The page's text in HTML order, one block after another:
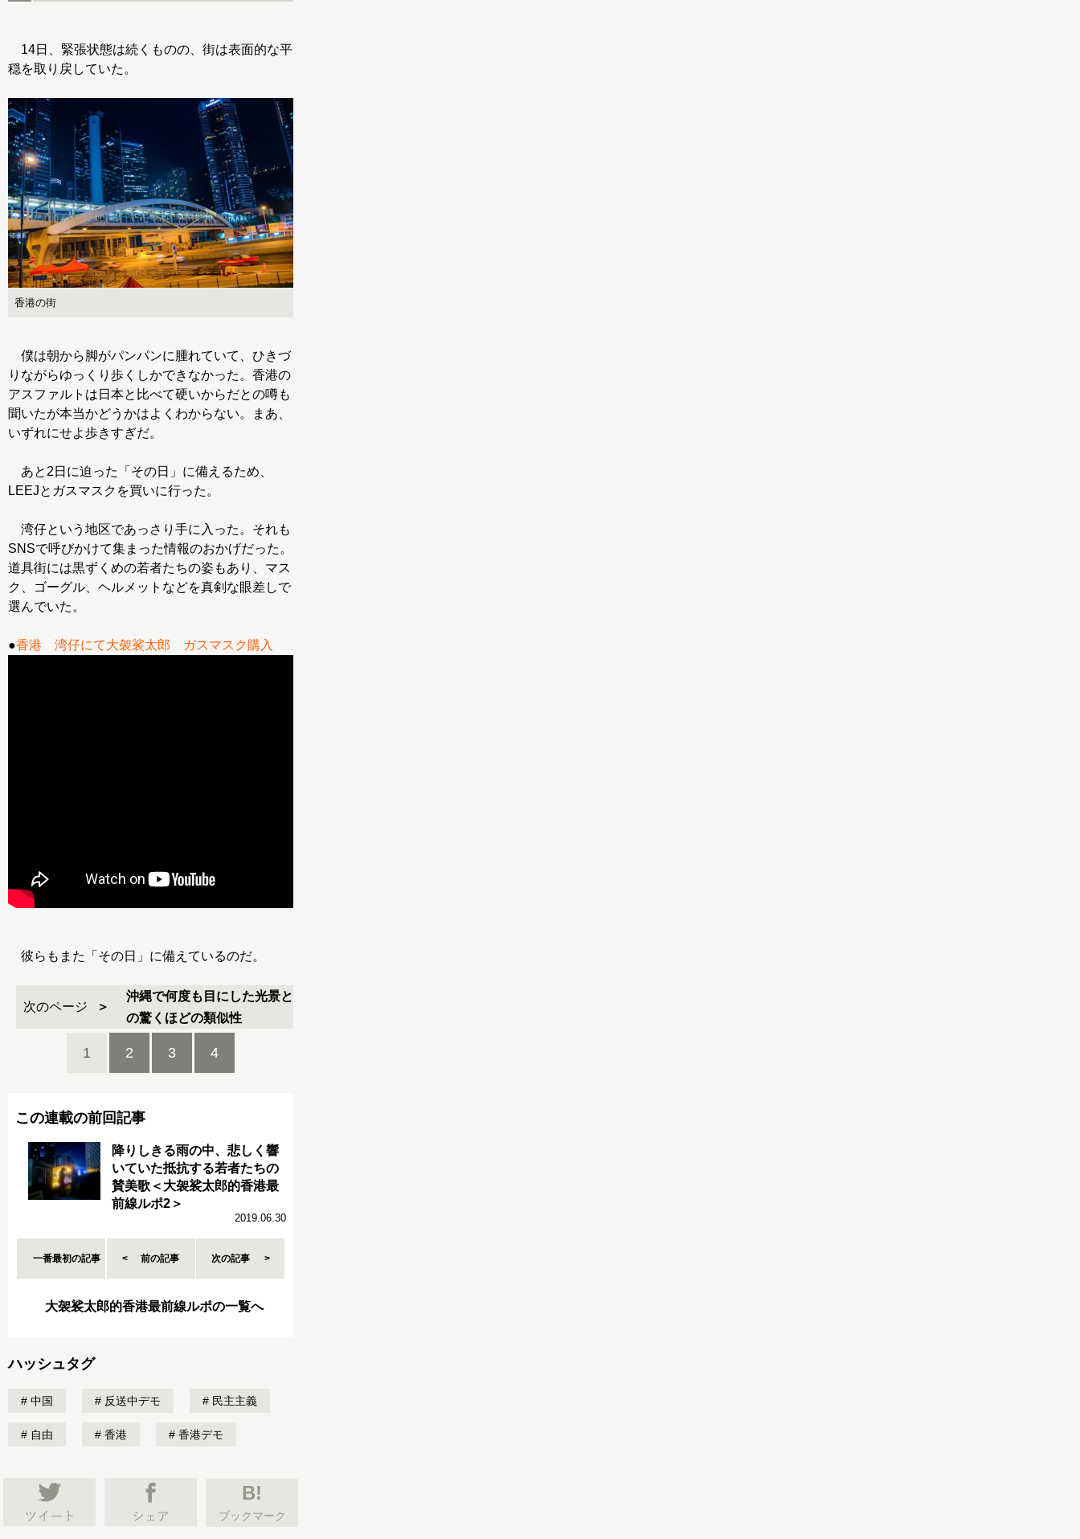
14日、緊張状態は続くものの、街は表面的な平
穏を取り戻していた。
香港の街
僕は朝から脚がパンパンに腫れていて、ひきづ
りながらゆっくり歩くしかできなかった。香港の
アスファルトは日本と比べて硬いからだとの噂も
聞いたが本当かどうかはよくわからない。まあ、
いずれにせよ歩きすぎだ。
あと2日に迫った「その日」に備えるため、
LEEJとガスマスクを買いに行った。
湾仔という地区であっさり手に入った。それも
SNSで呼びかけて集まった情報のおかげだった。
道具街には黒ずくめの若者たちの姿もあり、マス
ク、ゴーグル、ヘルメットなどを真剣な眼差しで
選んでいた。
●香港 湾仔にて大袈裟太郎 ガスマスク購入
彼らもまた「その日」に備えているのだ。
次のページ
沖縄で何度も目にした光景と
の驚くほどの類似性
1 2 3 4
この連載の前回記事
降りしきる雨の中、悲しく響
いていた抵抗する若者たちの
賛美歌＜大袈裟太郎的香港最
前線ルポ2＞
2019.06.30
一番最初の記事 前の記事 次の記事
大袈裟太郎的香港最前線ルポの一覧へ
ハッシュタグ
中国 反送中デモ 民主主義
自由 香港 香港デモ
B!
ブックマーク